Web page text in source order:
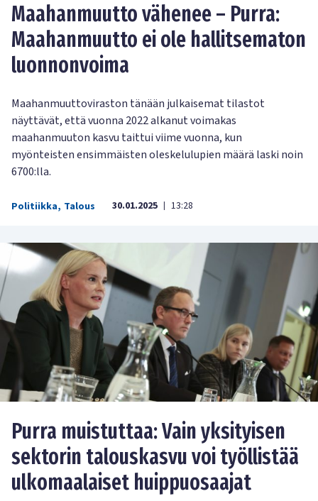
Maahanmuutto vähenee – Purra:
Maahanmuutto ei ole hallitsematon
luonnonvoima
Maahanmuuttoviraston tänään julkaisemat tilastot
näyttävät, että vuonna 2022 alkanut voimakas
maahanmuuton kasvu taittui viime vuonna, kun
myönteisten ensimmäisten oleskelulupien määrä laski noin
6700:lla.
Politiikka, Talous 30.01.2025 | 13:28
Purra muistuttaa: Vain yksityisen
sektorin talouskasvu voi työllistää
ulkomaalaiset huippuosaajat